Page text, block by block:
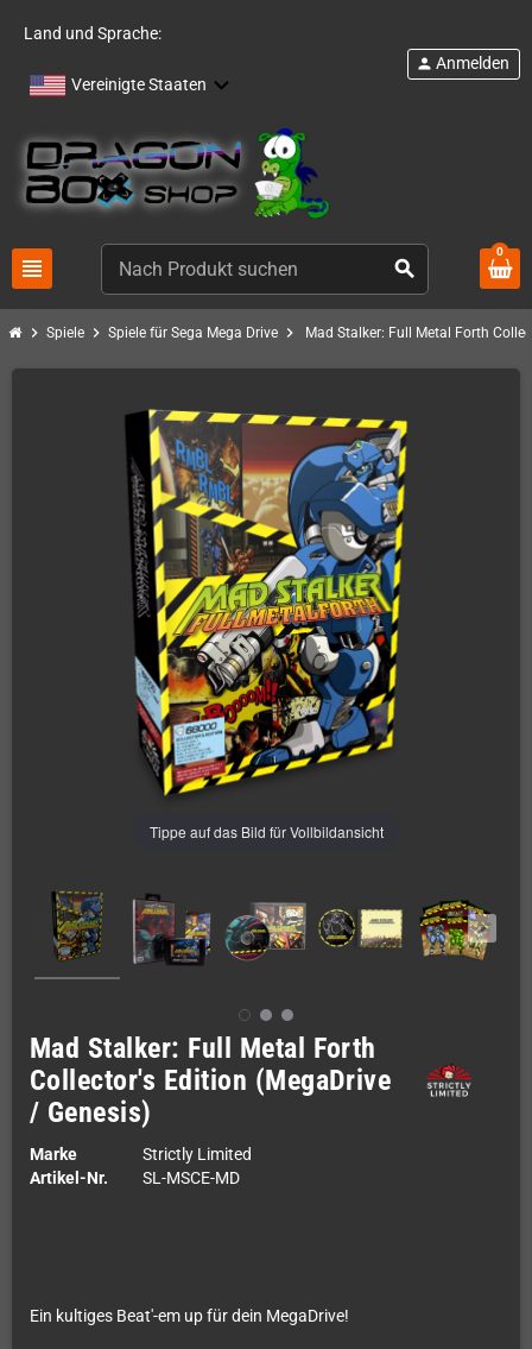
Land und Sprache:
Vereinigte Staaten
view_headline search
person Anmelden
0
chevron_right Spiele chevron_right Spiele für Sega Mega Drive chevron_right Mad Stalker: Full Metal Forth
Tippe auf das Bild für Vollbildansicht
Mad Stalker: Full Metal Forth
Collector's Edition (MegaDrive
/ Genesis)
Marke
Strictly Limited
Artikel-Nr.
SL-MSCE-MD
Ein kultiges Beat'-em up für dein MegaDrive!